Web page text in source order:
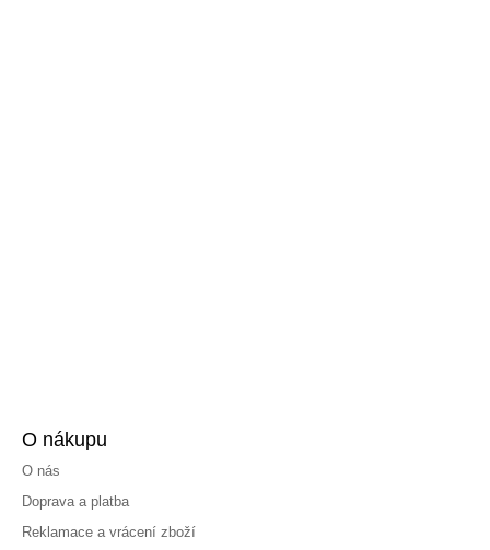
O nákupu
O nás
Doprava a platba
Reklamace a vrácení zboží